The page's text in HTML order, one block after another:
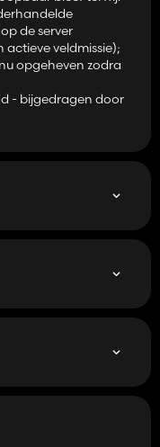
de server
veldmissie);
opgeheven zodra
- bijgedragen door